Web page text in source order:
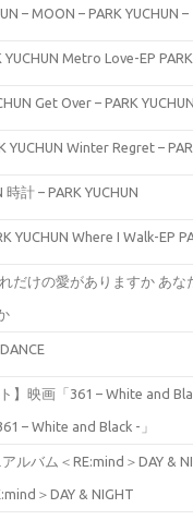
MOON – PARK YUCHUN –
Metro Love-EP PARK
Get Over – PARK YUCHUN
Winter Regret –
時計 – PARK YUCHUN
Where I Walk-EP
あな
– White and Black -」
＞DAY & NIGHT